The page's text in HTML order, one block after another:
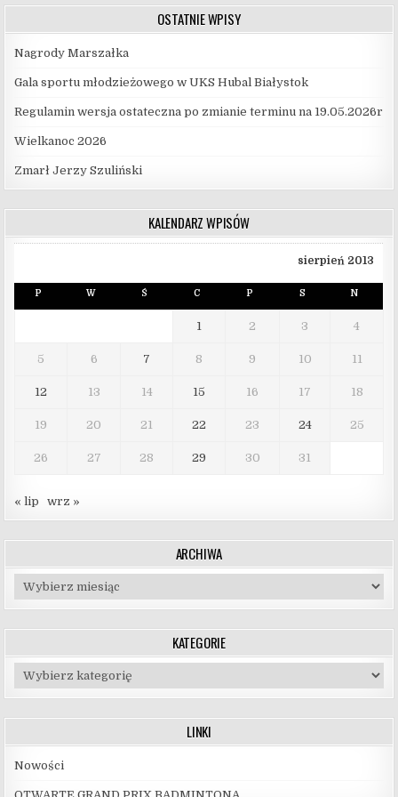
OSTATNIE WPISY
Nagrody Marszałka
Gala sportu młodzieżowego w UKS Hubal Białystok
Regulamin wersja ostateczna po zmianie terminu na 19.05.2026r
Wielkanoc 2026
Zmarł Jerzy Szuliński
KALENDARZ WPISÓW
sierpień 2013
P W Ś C P S N
1 2 3 4
5 6 7 8 9 10 11
12 13 14 15 16 17 18
19 20 21 22 23 24 25
26 27 28 29 30 31
« lip wrz »
ARCHIWA
Archiwa
KATEGORIE
Kategorie
LINKI
Nowości